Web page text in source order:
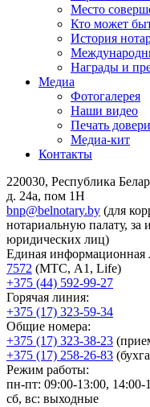
Место
Кто может
История
Награды и
Медиа
Фотогалерея
Наши видео
Печать
Медиа-кит
Контакты
220030, Республика
д. 24а, пом 1Н
bnp@belnotary.by (для
нотариальную палату,
юридических лиц)
Единая информационная
7572 (МТС, A1, Life)
+375 (44) 592-99-27
Горячая линия:
+375 (17) 323-59-34
Общие номера:
+375 (17) 323-38-23
+375 (17) 258-26-83
Режим работы:
пн-пт: 09:00-13:00, 14:00-
сб, вс: выходные